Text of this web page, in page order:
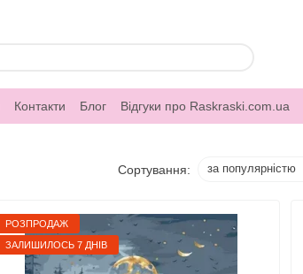
Контакти Блог Відгуки про Raskraski.com.ua
Сортування: за популярністю
РОЗПРОДАЖ
ЗАЛИШИЛОСЬ 7 ДНІВ